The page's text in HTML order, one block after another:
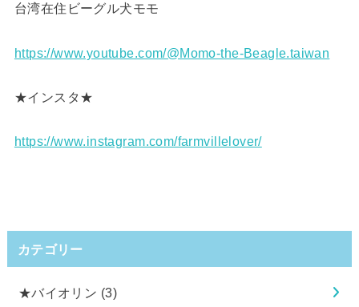
台湾在住ビーグル犬モモ
https://www.youtube.com/@Momo-the-Beagle.taiwan
★インスタ★
https://www.instagram.com/farmvillelover/
カテゴリー
★バイオリン (3)